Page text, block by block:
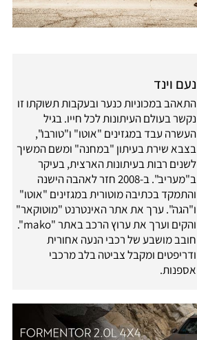
נעם וינד
התאהב במכוניות כנער ובעקבות תשוקתו זו
נקשר בעולם העיתונות לכל חייו. בגיל
העשרה עבד במגזינים "אוטו" ו"טורבו",
בצבא שירת בעיתון "במחנה" ומשם המשיך
לשנים רבות בעיתונות הארצית, בעיקר
ב"מעריב". ב-2008 חזר לאהבה הישנה
והתמקד בכתיבה מוטורית במגזינים "אוטו"
ו"הגה". ערך את אתר האינטרנט "מוטוקאר"
והקים וערך את ערוץ הרכב באתר "mako".
חובב מושבע של רכבי הנעה אחורית
ודריפטים ומקבל צביטה בלב מרכבי
אספנות.